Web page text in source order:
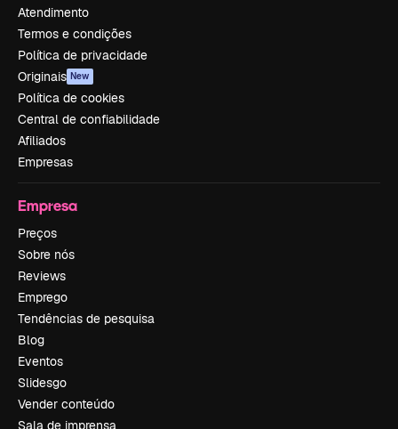
Atendimento
Termos e condições
Política de privacidade
Originais New
Política de cookies
Central de confiabilidade
Afiliados
Empresas
Empresa
Preços
Sobre nós
Reviews
Emprego
Tendências de pesquisa
Blog
Eventos
Slidesgo
Vender conteúdo
Sala de imprensa